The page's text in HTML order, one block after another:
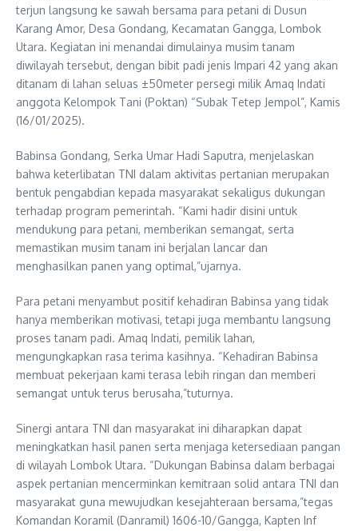
terjun langsung ke sawah bersama para petani di Dusun
Karang Amor, Desa Gondang, Kecamatan Gangga, Lombok
Utara. Kegiatan ini menandai dimulainya musim tanam
diwilayah tersebut, dengan bibit padi jenis Impari 42 yang akan
ditanam di lahan seluas ±50meter persegi milik Amaq Indati
anggota Kelompok Tani (Poktan) “Subak Tetep Jempol”, Kamis
(16/01/2025).
Babinsa Gondang, Serka Umar Hadi Saputra, menjelaskan
bahwa keterlibatan TNI dalam aktivitas pertanian merupakan
bentuk pengabdian kepada masyarakat sekaligus dukungan
terhadap program pemerintah. “Kami hadir disini untuk
mendukung para petani, memberikan semangat, serta
memastikan musim tanam ini berjalan lancar dan
menghasilkan panen yang optimal,”ujarnya.
Para petani menyambut positif kehadiran Babinsa yang tidak
hanya memberikan motivasi, tetapi juga membantu langsung
proses tanam padi. Amaq Indati, pemilik lahan,
mengungkapkan rasa terima kasihnya. “Kehadiran Babinsa
membuat pekerjaan kami terasa lebih ringan dan memberi
semangat untuk terus berusaha,”tuturnya.
Sinergi antara TNI dan masyarakat ini diharapkan dapat
meningkatkan hasil panen serta menjaga ketersediaan pangan
di wilayah Lombok Utara. “Dukungan Babinsa dalam berbagai
aspek pertanian mencerminkan kemitraan solid antara TNI dan
masyarakat guna mewujudkan kesejahteraan bersama,”tegas
Komandan Koramil (Danramil) 1606-10/Gangga, Kapten Inf